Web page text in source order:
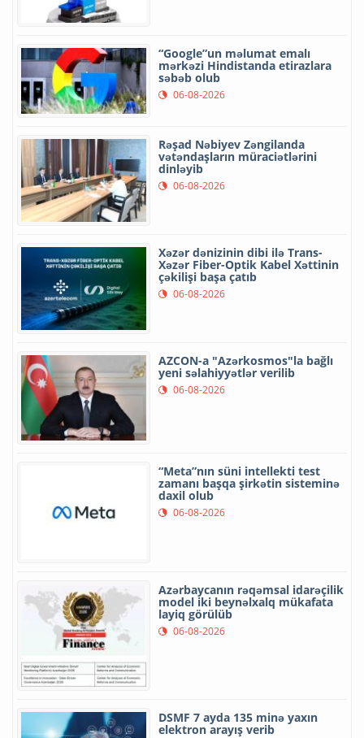
“Google”un məlumat emalı
mərkəzi Hindistanda etirazlara
səbəb olub
06-08-2026
Rəşad Nəbiyev Zəngilanda
vətəndaşların müraciətlərini
dinləyib
06-08-2026
Xəzər dənizinin dibi ilə Trans-
Xəzər Fiber-Optik Kabel Xəttinin
çəkilişi başa çatıb
06-08-2026
AZCON-a "Azərkosmos"la bağlı
yeni səlahiyyətlər verilib
06-08-2026
“Meta”nın süni intellekti test
zamanı başqa şirkətin sisteminə
daxil olub
06-08-2026
Azərbaycanın rəqəmsal idarəçilik
model iki beynəlxalq mükafata
layiq görülüb
06-08-2026
DSMF 7 ayda 135 minə yaxın
elektron arayış verib